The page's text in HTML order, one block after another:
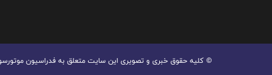
© کليه حقوق خبری و تصويری اين سايت متعلق به فدراسیون